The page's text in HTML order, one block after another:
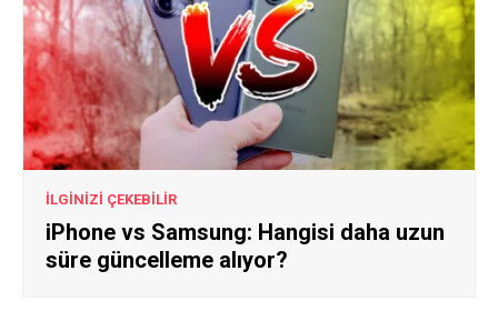
İLGİNİZİ ÇEKEBİLİR
iPhone vs Samsung: Hangisi daha uzun
süre güncelleme alıyor?